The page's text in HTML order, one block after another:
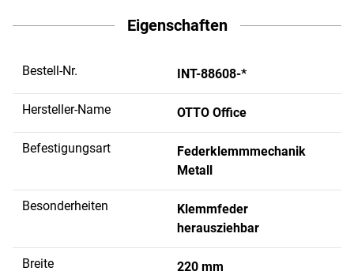
Eigenschaften
Bestell-Nr. INT-88608-*
Hersteller-Name OTTO Office
Befestigungsart
Federklemmmechanik
Metall
Besonderheiten
Klemmfeder
herausziehbar
Breite 220 mm